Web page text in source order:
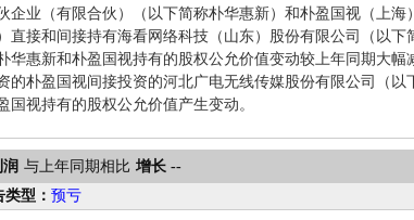
企业（有限合伙）（以下简称朴华惠新）和朴盈国视（上海
直接和间接持有海看网络科技（山东）股份有限公司（以
华惠新和朴盈国视持有的股权公允价值变动较上年同期大幅
的朴盈国视间接投资的河北广电无线传媒股份有限公司（以
视持有的股权公允价值产生变动。
与上年同期相比 增长 --
型： 预亏